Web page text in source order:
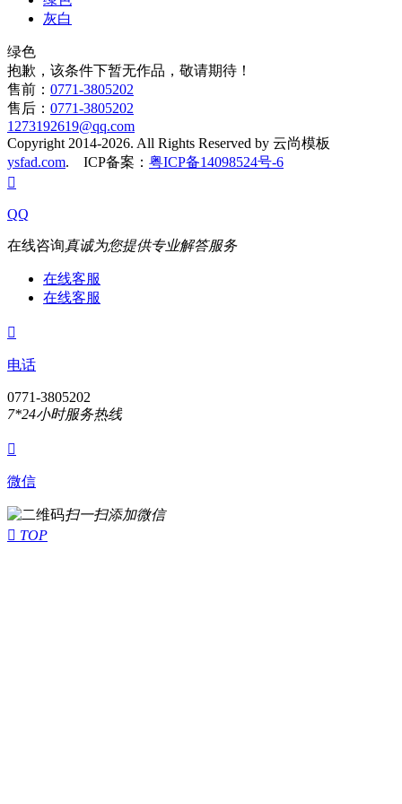
灰白
绿色
抱歉，该条件下暂无作品，敬请期待！
售前： 0771-3805202
售后： 0771-3805202
1273192619@qq.com
Copyright 2014-2026. All Rights Reserved by 云尚模板
ysfad.com. ICP备案： 粤ICP备14098524号-6

QQ
在线咨询真诚为您提供专业解答服务
在线客服
在线客服

电话
0771-3805202
7*24小时服务热线

微信
扫一扫添加微信
 TOP